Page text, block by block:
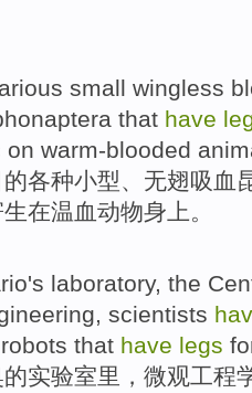
small wingless
that have
on warm-blooded
各种小型 、无翅吸血
在温血动物身上 。
's laboratory, the
scientists
robots that have legs
的实验室里，微观工程